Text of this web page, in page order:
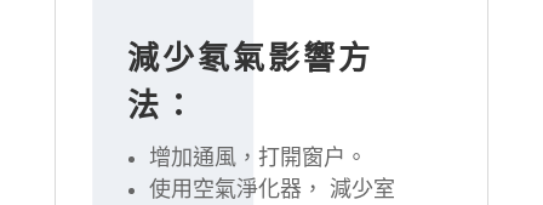
減少氡氣影響方
法：
增加通風，打開窗户。
使用空氣淨化器， 減少室